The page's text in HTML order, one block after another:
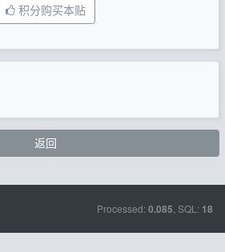
积分购买本贴
返回
Processed: 0.085 , SQL: 18